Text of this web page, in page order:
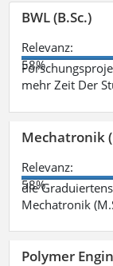
BWL (B.Sc.)
Relevanz:
58%
mehr Zeit Der
Mechatronik
Relevanz:
58%
die
Mechatronik
Polymer